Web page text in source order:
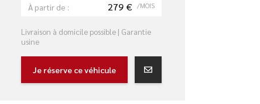
À partir de : 279 € /MOIS
Livraison à domicile possible | Garantie
usine
Je réserve ce véhicule